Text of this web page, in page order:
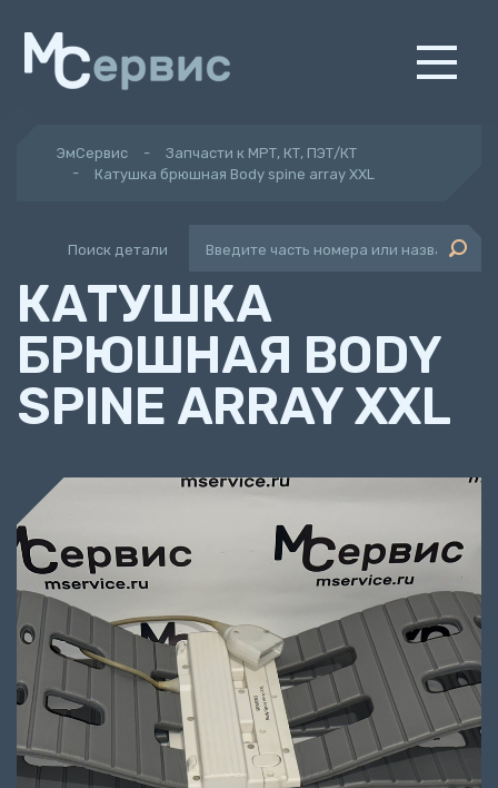
ЭмСервис
Запчасти к МРТ, КТ, ПЭТ/КТ
Катушка брюшная Body spine array XXL
Поиск детали
КАТУШКА
БРЮШНАЯ BODY
SPINE ARRAY XXL